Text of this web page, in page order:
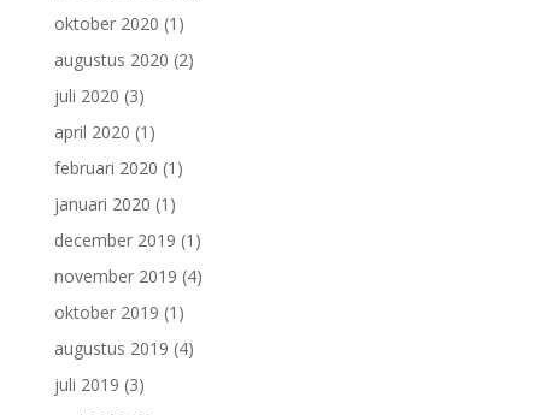
oktober 2020 (1)
augustus 2020 (2)
juli 2020 (3)
april 2020 (1)
februari 2020 (1)
januari 2020 (1)
december 2019 (1)
november 2019 (4)
oktober 2019 (1)
augustus 2019 (4)
juli 2019 (3)